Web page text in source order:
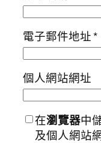
電子郵件地址*
個人網站網址
在瀏覽器中
及個人網站